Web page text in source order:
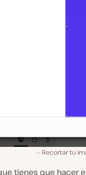
Recortar tu
tienes que hacer